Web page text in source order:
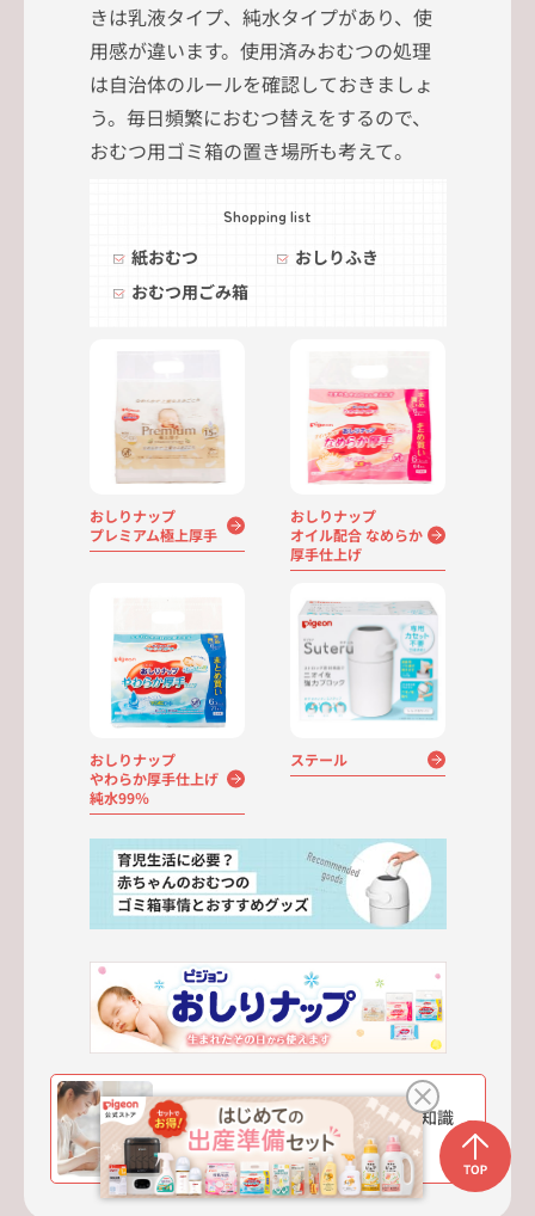
きは乳液タイプ、純水タイプがあり、使
用感が違います。使用済みおむつの処理
は自治体のルールを確認しておきましょ
う。毎日頻繁におむつ替えをするので、
おむつ用ゴミ箱の置き場所も考えて。
Shopping list
紙おむつ
おしりふき
おむつ用ごみ箱
おしりナップ
プレミアム極上厚手
おしりナップ
オイル配合 なめらか
厚手仕上げ
おしりナップ
やわらか厚手仕上げ
純水99％
ステール
プレママ・プレパパ赤ちゃんの基礎知識
【おむつ】